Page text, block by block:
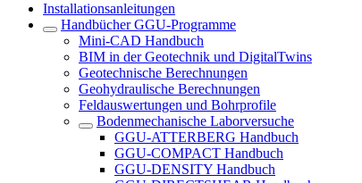
Installationsanleitungen
Handbücher GGU-Programme
Mini-CAD Handbuch
BIM in der Geotechnik und DigitalTwins
Geotechnische Berechnungen
Geohydraulische Berechnungen
Feldauswertungen und Bohrprofile
Bodenmechanische Laborversuche
GGU-ATTERBERG Handbuch
GGU-COMPACT Handbuch
GGU-DENSITY Handbuch